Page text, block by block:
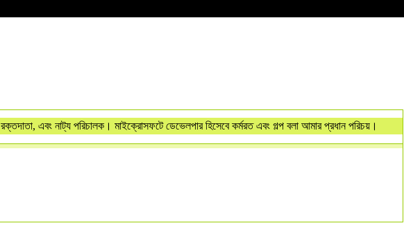
এবং নাট্য পরিচালক। মাইক্রোসফটে ডেভেলপার হিসেবে কর্মরত এবং গল্প বলা আমার প্রধান পরিচয়।